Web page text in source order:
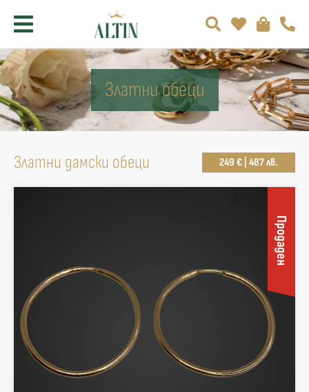
Златни обеци
Златни дамски обеци 249 € | 487 лв.
Продаден